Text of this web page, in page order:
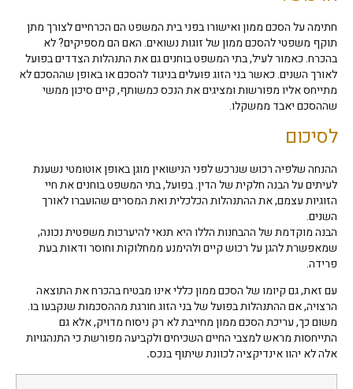
חתימה על הסכם ממון ואישורו בפני בית המשפט הם הכרחיים לצורך מתן
תוקף משפטי להסכם ממון של זוגות נשואים. האם הם מספיקים? לא
בהכרח. כאמור לעיל, בתי המשפט בוחנים גם את התנהלות הצדדים בפועל
לאורך השנים. כאשר בני הזוג פועלים בניגוד להסכם או באופן שההסכם לא
מתייחס אליו מפורשות ומציגים את הנכס כמשותף, קיים סיכון ממשי
שההסכם יאבד ממשקלו.
לסיכום
ההנחה שלפיה רכוש שנרכש לפני הנישואין מוגן באופן אוטומטי נשענת
לעיתים על הבנה חלקית של הדין. בפועל, בתי המשפט בוחנים את חיי
הזוגיות עצמם, את ההתנהלות הכלכלית ואת המסרים שהועברו לאורך
השנים.
הבנה מוקדמת של ההבחנות הללו היא תנאי להיערכות משפטית נכונה,
שמאפשרת להגן על רכוש קיים ולהימנע ממחלוקות וחוסר ודאות בעת
פרידה.
עם זאת, גם קיומו של הסכם ממון כללי אינו מבטיח בהכרח את התוצאה
הרצויה, אם ההתנהלות בפועל של בני הזוג חורגת מההסכמות שנקבעו בו.
משום כך, עריכת הסכם ממון מחייבת לא רק ניסוח מדויק, אלא גם
התייחסות מראש למצבי החיים השכיחים ולקביעה מפורשת כי התנהגויות
אלה לא יהוו אינדיקציה לכוונת שיתוף בנכס.